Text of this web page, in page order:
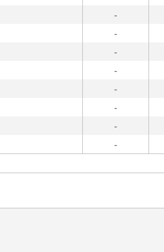
-
-
-
-
-
-
-
-